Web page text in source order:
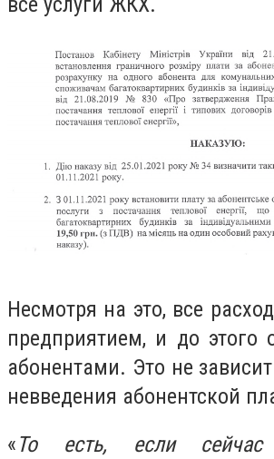
Несмотря на это, все
предприятием, и до этого
абонентами. Это не
невведения абонентской
«То есть, если сейчас